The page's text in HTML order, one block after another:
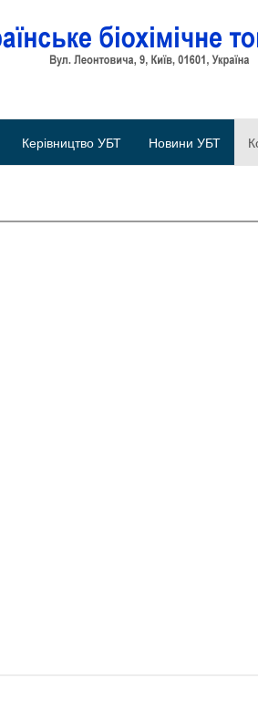
Керівництво УБТ Новини УБТ